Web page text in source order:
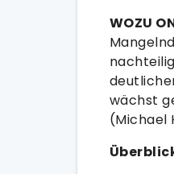
WOZU
wächst
(Michael